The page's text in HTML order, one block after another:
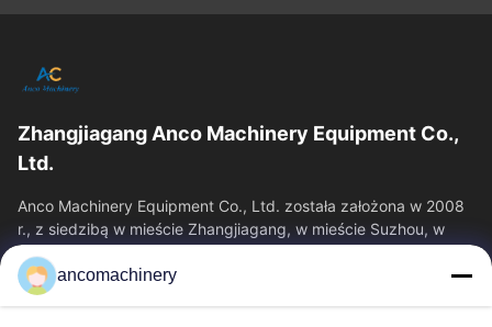
Zhangjiagang Anco Machinery Equipment Co.,
Ltd.
Anco Machinery Equipment Co., Ltd. została założona w 2008
r., z siedzibą w mieście Zhangjiagang, w mieście Suzhou, w
prowincji Jiangsu.
Szybkie Linki
ancomachinery